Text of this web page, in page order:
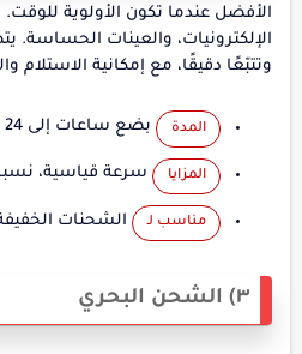
الأفضل عندما تكون الأولوية
الإلكترونيات، والعينات الحساسة.
وتتبّعًا دقيقًا، مع إمكانية الاستلام
المدة بضع ساعات إلى 24 ساعة في المعتاد.
المزايا سرعة قياسية،
مناسب لـ الشحنات الخفيفة
٣) الشحن البحري